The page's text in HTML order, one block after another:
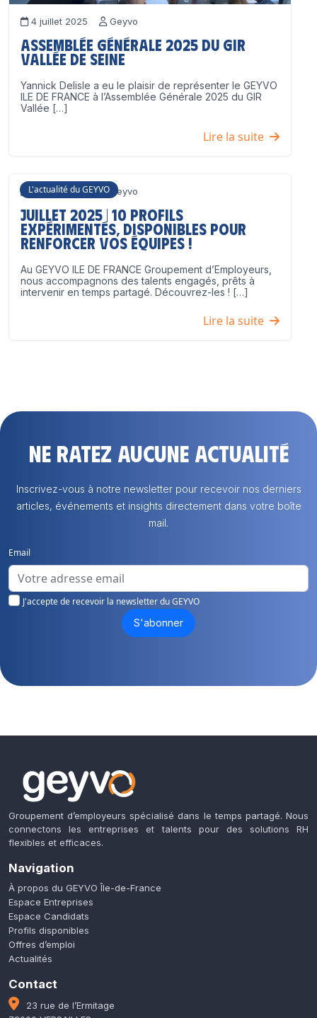
4 juillet 2025 Geyvo
Assemblée Générale 2025 du GIR
Vallée de Seine
Yannick Delisle a eu le plaisir de représenter le GEYVO
ILE DE FRANCE à l’Assemblée Générale 2025 du GIR
Vallée […]
Lire la suite
L'actualité du GEYVO
3 juillet 2025 Geyvo
Juillet 2025 | 10 profils
expérimentés, disponibles pour
renforcer vos équipes !
Au GEYVO ILE DE FRANCE Groupement d’Employeurs,
nous accompagnons des talents engagés, prêts à
intervenir en temps partagé. Découvrez-les ! […]
Lire la suite
Ne ratez aucune actualité
Inscrivez-vous à notre newsletter pour recevoir nos derniers
articles, événements et insights directement dans votre boîte
mail.
Email
J'accepte de recevoir la newsletter du GEYVO
S'abonner
Groupement d’employeurs spécialisé dans le temps partagé. Nous
connectons les entreprises et talents pour des solutions RH
flexibles et efficaces.
Navigation
À propos du GEYVO Île-de-France
Espace Entreprises
Espace Candidats
Profils disponibles
Offres d’emploi
Actualités
Contact
23 rue de l’Ermitage